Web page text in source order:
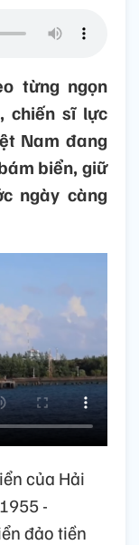
từng ngọn
chiến sĩ lực
Nam đang
biển, giữ
ngày càng
của Hải
-
đảo tiền